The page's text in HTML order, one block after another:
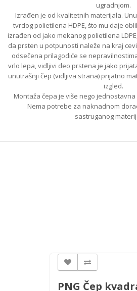
ugradnjom.
Izrađen je od kvalitetnih materijala.
tvrdog polietilena HDPE, što mu daje
izrađen od jako mekanog polietilena
da prsten u potpunosti naleže na kraj
odsečena prilagodiće se
vrlo lepa, vidljivi deo prstena je jako
unutrašnji čep (vidljiva strana) prijatno
izgled.
Montaža čepa je više nego
Nema potrebe za naknadnom
sastruganog
PNG Čep